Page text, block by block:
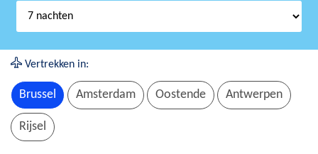
Vertrekken in:
Brussel Amsterdam Oostende Antwerpen
Rijsel